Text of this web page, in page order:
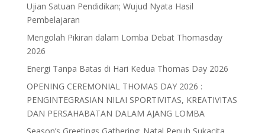
Ujian Satuan Pendidikan; Wujud Nyata Hasil
Pembelajaran
Mengolah Pikiran dalam Lomba Debat Thomasday
2026
Energi Tanpa Batas di Hari Kedua Thomas Day 2026
OPENING CEREMONIAL THOMAS DAY 2026 :
PENGINTEGRASIAN NILAI SPORTIVITAS, KREATIVITAS
DAN PERSAHABATAN DALAM AJANG LOMBA